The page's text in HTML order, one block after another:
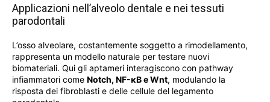
Applicazioni nell’alveolo dentale e nei tessuti
parodontali
L’osso alveolare, costantemente soggetto a rimodellamento,
rappresenta un modello naturale per testare nuovi
biomateriali. Qui gli aptameri interagiscono con pathway
infiammatori come Notch, NF-κB e Wnt, modulando la
risposta dei fibroblasti e delle cellule del legamento